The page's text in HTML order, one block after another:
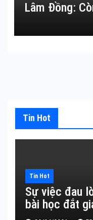
Lâm Đồng:
Tin Hot
Tin Hot
Sự việc đau
bài học đắt